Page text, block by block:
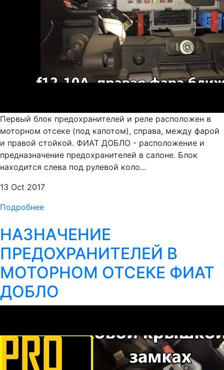
Первый блок предохранителей и реле расположен в
моторном отсеке (под капотом), справа, между фарой
и правой стойкой. ФИАТ ДОБЛО - расположение и
предназначение предохранителей в салоне. Блок
находится слева под рулевой коло...
13 Oct 2017
Подробнее
НАЗНАЧЕНИЕ
ПРЕДОХРАНИТЕЛЕЙ В
МОТОРНОМ ОТСЕКЕ ФИАТ
ДОБЛО